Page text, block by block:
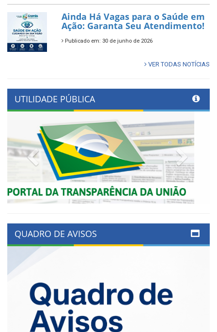
Ainda Há Vagas para o Saúde em
Ação: Garanta Seu Atendimento!
Publicado em: 30 de junho de 2026
VER TODAS NOTÍCIAS
UTILIDADE PÚBLICA
Previous
QUADRO DE AVISOS